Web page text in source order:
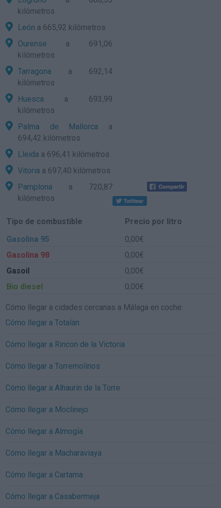
kilómetros
León a 665,92 kilómetros
Ourense a 691,06
kilómetros
Tarragona a 692,14
kilómetros
Huesca a 693,99
kilómetros
Palma de Mallorca a
694,42 kilómetros
Lleida a 696,41 kilómetros
Vitoria a 697,40 kilómetros
Pamplona a 720,87
kilómetros
Tipo de combustible
Precio por litro
Gasolina 95
0,00€
Gasolina 98
0,00€
Gasoil
0,00€
Bio diesel
0,00€
Cómo llegar a cidades cercanas a Málaga en coche:
Cómo llegar a Totalán
Cómo llegar a Rincon de la Victoria
Cómo llegar a Torremolinos
Cómo llegar a Alhaurin de la Torre
Cómo llegar a Moclinejo
Cómo llegar a Almogía
Cómo llegar a Macharaviaya
Cómo llegar a Cartama
Cómo llegar a Casabermeja